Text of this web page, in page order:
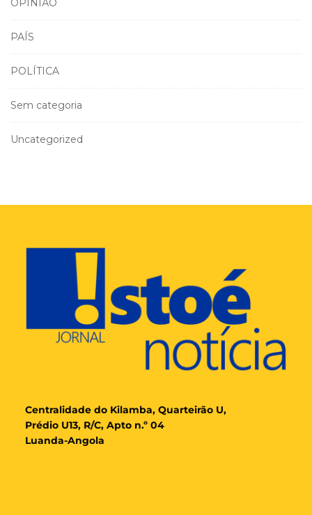
OPINIÃO
PAÍS
POLÍTICA
Sem categoria
Uncategorized
Centralidade do Kilamba, Quarteirão U,
Prédio U13, R/C, Apto n.º 04
Luanda-Angola